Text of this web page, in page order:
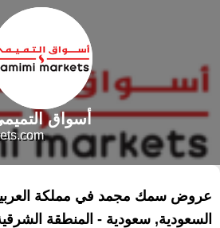
أسواق
عروض سمك مجمد في مملكة
السعودية, سعودية - المنطقة